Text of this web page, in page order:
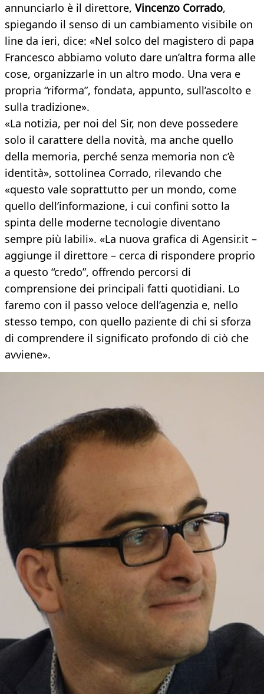
annunciarlo è il direttore, Vincenzo Corrado,
spiegando il senso di un cambiamento visibile on
line da ieri, dice: «Nel solco del magistero di papa
Francesco abbiamo voluto dare un’altra forma alle
cose, organizzarle in un altro modo. Una vera e
propria “riforma”, fondata, appunto, sull’ascolto e
sulla tradizione».
«La notizia, per noi del Sir, non deve possedere
solo il carattere della novità, ma anche quello
della memoria, perché senza memoria non c’è
identità», sottolinea Corrado, rilevando che
«questo vale soprattutto per un mondo, come
quello dell’informazione, i cui confini sotto la
spinta delle moderne tecnologie diventano
sempre più labili». «La nuova grafica di Agensir.it –
aggiunge il direttore – cerca di rispondere proprio
a questo “credo”, offrendo percorsi di
comprensione dei principali fatti quotidiani. Lo
faremo con il passo veloce dell’agenzia e, nello
stesso tempo, con quello paziente di chi si sforza
di comprendere il significato profondo di ciò che
avviene».